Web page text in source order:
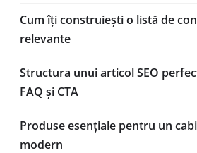
Cum îți construiești o listă de
relevante
Structura unui articol SEO
FAQ și CTA
Produse esențiale pentru un
modern